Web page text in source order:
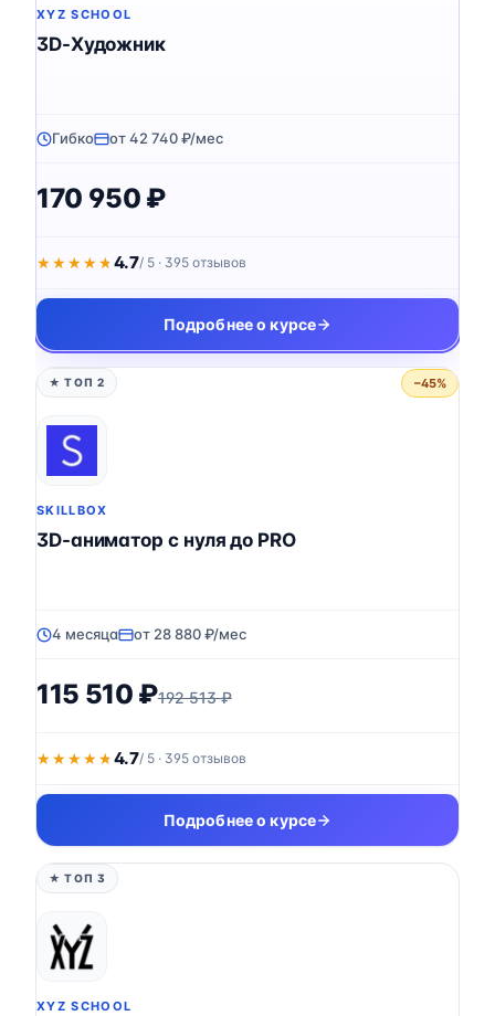
XYZ SCHOOL
3D-Художник
Гибко от 42 740 ₽/мес
170 950 ₽
★★★★★
★★★★★ 4.7/ 5 · 395 отзывов
Подробнее о курсе
★ ТОП 2 −45%
SKILLBOX
3D-аниматор с нуля до PRO
4 месяца от 28 880 ₽/мес
115 510 ₽192 513 ₽
★★★★★
★★★★★ 4.7/ 5 · 395 отзывов
Подробнее о курсе
★ ТОП 3
XYZ SCHOOL